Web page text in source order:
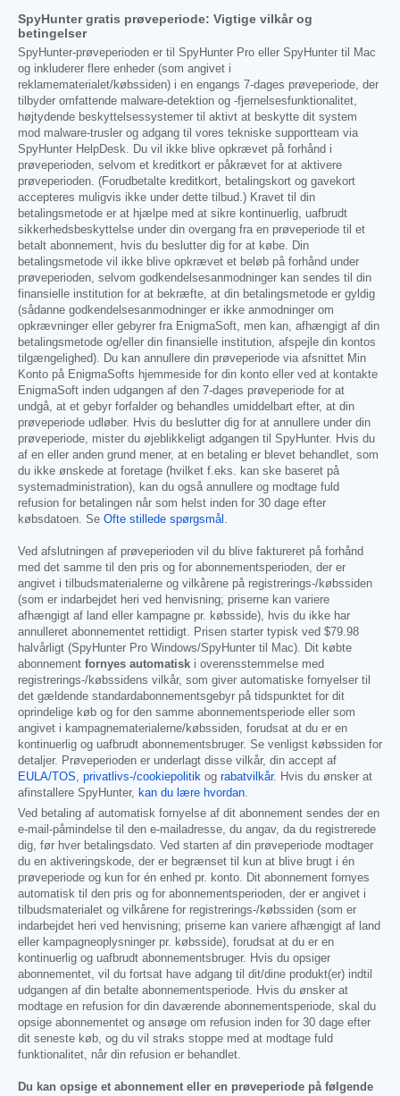
SpyHunter gratis prøveperiode: Vigtige vilkår og
betingelser
SpyHunter-prøveperioden er til SpyHunter Pro eller SpyHunter til Mac
og inkluderer flere enheder (som angivet i
reklamematerialet/købssiden) i en engangs 7-dages prøveperiode, der
tilbyder omfattende malware-detektion og -fjernelsesfunktionalitet,
højtydende beskyttelsessystemer til aktivt at beskytte dit system
mod malware-trusler og adgang til vores tekniske supportteam via
SpyHunter HelpDesk. Du vil ikke blive opkrævet på forhånd i
prøveperioden, selvom et kreditkort er påkrævet for at aktivere
prøveperioden. (Forudbetalte kreditkort, betalingskort og gavekort
accepteres muligvis ikke under dette tilbud.) Kravet til din
betalingsmetode er at hjælpe med at sikre kontinuerlig, uafbrudt
sikkerhedsbeskyttelse under din overgang fra en prøveperiode til et
betalt abonnement, hvis du beslutter dig for at købe. Din
betalingsmetode vil ikke blive opkrævet et beløb på forhånd under
prøveperioden, selvom godkendelsesanmodninger kan sendes til din
finansielle institution for at bekræfte, at din betalingsmetode er gyldig
(sådanne godkendelsesanmodninger er ikke anmodninger om
opkrævninger eller gebyrer fra EnigmaSoft, men kan, afhængigt af din
betalingsmetode og/eller din finansielle institution, afspejle din kontos
tilgængelighed). Du kan annullere din prøveperiode via afsnittet Min
Konto på EnigmaSofts hjemmeside for din konto eller ved at kontakte
EnigmaSoft inden udgangen af den 7-dages prøveperiode for at
undgå, at et gebyr forfalder og behandles umiddelbart efter, at din
prøveperiode udløber. Hvis du beslutter dig for at annullere under din
prøveperiode, mister du øjeblikkeligt adgangen til SpyHunter. Hvis du
af en eller anden grund mener, at en betaling er blevet behandlet, som
du ikke ønskede at foretage (hvilket f.eks. kan ske baseret på
systemadministration), kan du også annullere og modtage fuld
refusion for betalingen når som helst inden for 30 dage efter
købsdatoen. Se Ofte stillede spørgsmål .
Ved afslutningen af prøveperioden vil du blive faktureret på forhånd
med det samme til den pris og for abonnementsperioden, der er
angivet i tilbudsmaterialerne og vilkårene på registrerings-/købssiden
(som er indarbejdet heri ved henvisning; priserne kan variere
afhængigt af land eller kampagne pr. købsside), hvis du ikke har
annulleret abonnementet rettidigt. Prisen starter typisk ved $79.98
halvårligt (SpyHunter Pro Windows/SpyHunter til Mac). Dit købte
abonnement fornyes automatisk i overensstemmelse med
registrerings-/købssidens vilkår, som giver automatiske fornyelser til
det gældende standardabonnementsgebyr på tidspunktet for dit
oprindelige køb og for den samme abonnementsperiode eller som
angivet i kampagnematerialerne/købssiden, forudsat at du er en
kontinuerlig og uafbrudt abonnementsbruger. Se venligst købssiden for
detaljer. Prøveperioden er underlagt disse vilkår, din accept af
EULA/TOS, privatlivs-/cookiepolitik og rabatvilkår. Hvis du ønsker at
afinstallere SpyHunter, kan du lære hvordan.
Ved betaling af automatisk fornyelse af dit abonnement sendes der en
e-mail-påmindelse til den e-mailadresse, du angav, da du registrerede
dig, før hver betalingsdato. Ved starten af din prøveperiode modtager
du en aktiveringskode, der er begrænset til kun at blive brugt i én
prøveperiode og kun for én enhed pr. konto. Dit abonnement fornyes
automatisk til den pris og for abonnementsperioden, der er angivet i
tilbudsmaterialet og vilkårene for registrerings-/købssiden (som er
indarbejdet heri ved henvisning; priserne kan variere afhængigt af land
eller kampagneoplysninger pr. købsside), forudsat at du er en
kontinuerlig og uafbrudt abonnementsbruger. Hvis du opsiger
abonnementet, vil du fortsat have adgang til dit/dine produkt(er) indtil
udgangen af din betalte abonnementsperiode. Hvis du ønsker at
modtage en refusion for din daværende abonnementsperiode, skal du
opsige abonnementet og ansøge om refusion inden for 30 dage efter
dit seneste køb, og du vil straks stoppe med at modtage fuld
funktionalitet, når din refusion er behandlet.
Du kan opsige et abonnement eller en prøveperiode på følgende